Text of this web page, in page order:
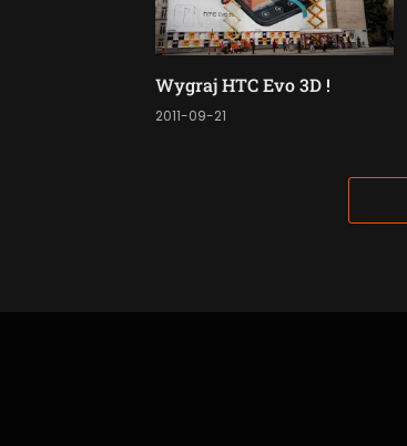
Wygraj HTC Evo 3D !
2011-09-21